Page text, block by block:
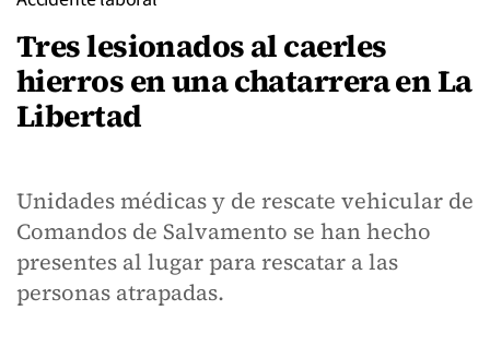
Tres lesionados al caerles
hierros en una chatarrera en La
Libertad
Unidades médicas y de rescate vehicular de
Comandos de Salvamento se han hecho
presentes al lugar para rescatar a las
personas atrapadas.